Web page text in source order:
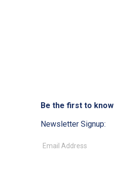
Be the first to know
Newsletter Signup: